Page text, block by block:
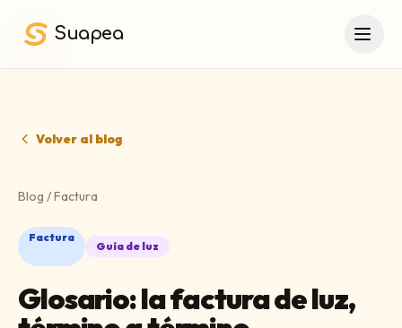
Suapea
Volver al blog
Blog /Factura
Factura
Guía de luz
Glosario: la factura de luz,